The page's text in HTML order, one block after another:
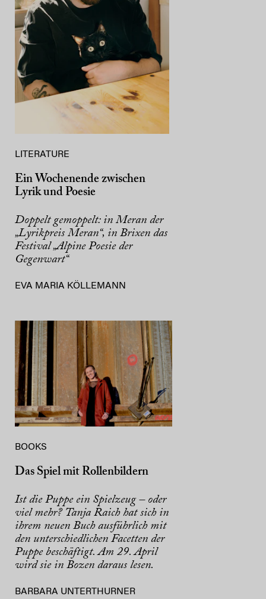
LITERATURE
Ein Wochenende zwischen
Lyrik und Poesie
Doppelt gemoppelt: in Meran der
„Lyrikpreis Meran“, in Brixen das
Festival „Alpine Poesie der
Gegenwart“
EVA MARIA KÖLLEMANN
BOOKS
Das Spiel mit Rollenbildern
Ist die Puppe ein Spielzeug – oder
viel mehr? Tanja Raich hat sich in
ihrem neuen Buch ausführlich mit
den unterschiedlichen Facetten der
Puppe beschäftigt. Am 29. April
wird sie in Bozen daraus lesen.
BARBARA UNTERTHURNER